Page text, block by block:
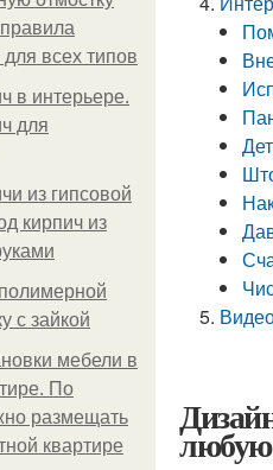
для всех типов
в интерьере.
для
из гипсовой
кирпич из
с зайкой
мебели в
По
размещать
квартире